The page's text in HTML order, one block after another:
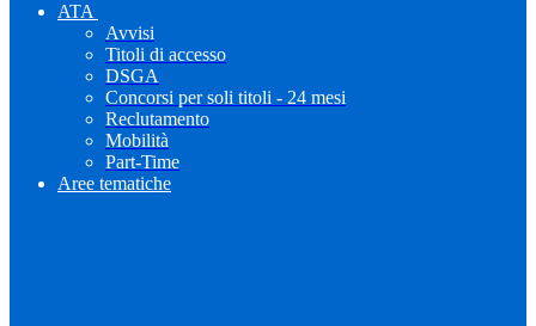
ATA
Avvisi
Titoli di accesso
DSGA
Concorsi per soli titoli - 24 mesi
Reclutamento
Mobilità
Part-Time
Aree tematiche